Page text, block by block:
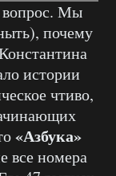
вопрос. Мы
почему
истории
чтиво,
«Азбука»
все номера